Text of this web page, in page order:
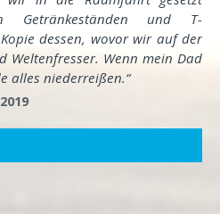
Getränkeständen und T-
dessen, wovor wir auf der
Weltenfresser. Wenn mein Dad
alles niederreißen.“